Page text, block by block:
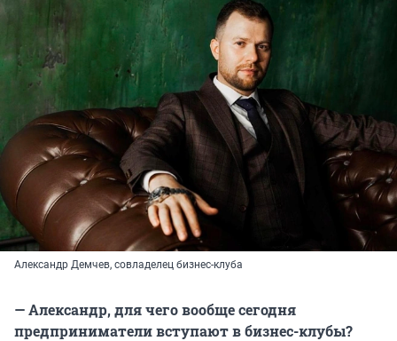
Александр Демчев, совладелец бизнес-клуба
— Александр, для чего вообще сегодня
предприниматели вступают в бизнес-клубы?